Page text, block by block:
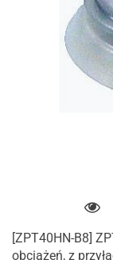
[ZPT40HN-B8]
obciążeń, z